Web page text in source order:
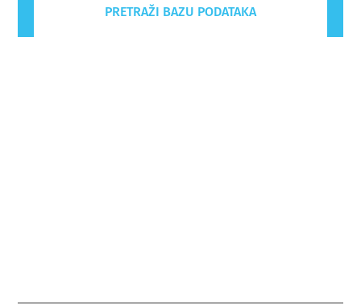
PRETRAŽI BAZU PODATAKA